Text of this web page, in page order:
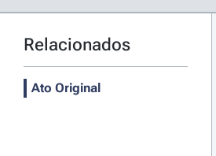
Relacionados
Ato Original